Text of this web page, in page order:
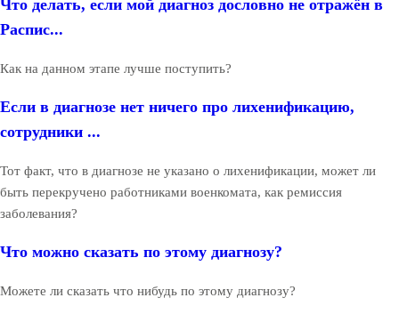
Что делать, если мой диагноз дословно не отражён в
Распис...
Как на данном этапе лучше поступить?
Если в диагнозе нет ничего про лихенификацию,
сотрудники ...
Тот факт, что в диагнозе не указано о лихенификации, может ли
быть перекручено работниками военкомата, как ремиссия
заболевания?
Что можно сказать по этому диагнозу?
Можете ли сказать что нибудь по этому диагнозу?